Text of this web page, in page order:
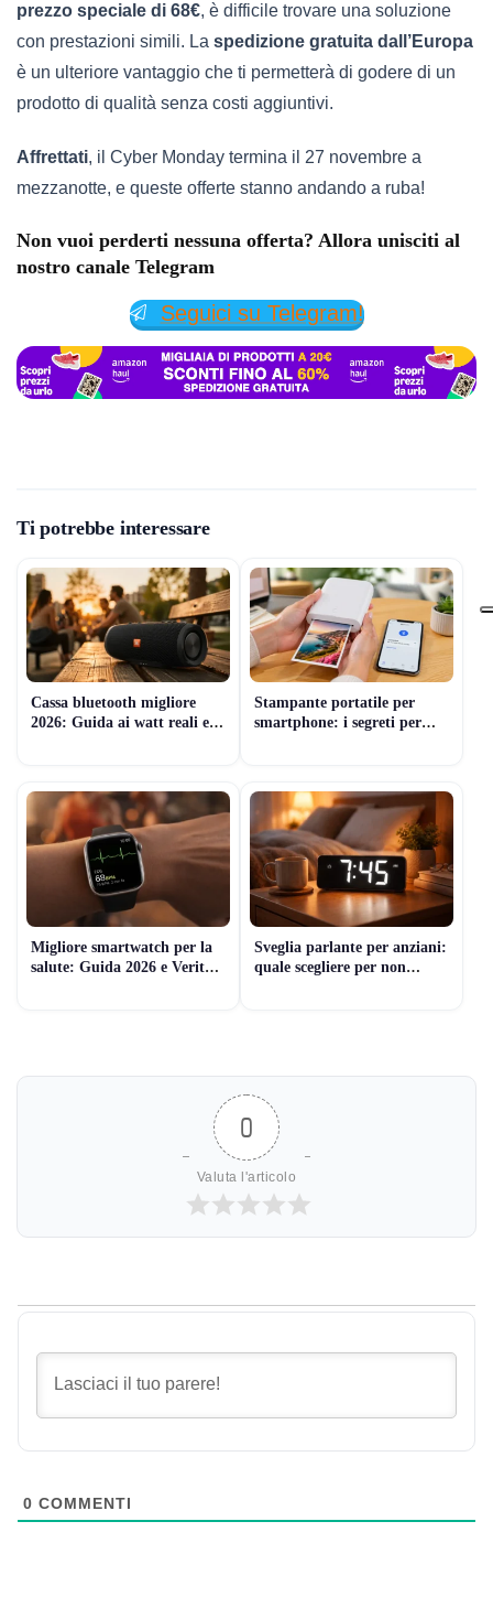
prezzo speciale di 68€, è difficile trovare una soluzione
con prestazioni simili. La spedizione gratuita dall’Europa
è un ulteriore vantaggio che ti permetterà di godere di un
prodotto di qualità senza costi aggiuntivi.
Affrettati, il Cyber Monday termina il 27 novembre a
mezzanotte, e queste offerte stanno andando a ruba!
Non vuoi perderti nessuna offerta? Allora unisciti al
nostro canale Telegram
Seguici su Telegram!
Ti potrebbe interessare
Cassa bluetooth migliore
2026: Guida ai watt reali e
Stampante portatile per
smartphone: i segreti per
Migliore smartwatch per la
salute: Guida 2026 e Verità
Sveglia parlante per anziani:
quale scegliere per non
0
Valuta l'articolo
0 COMMENTI